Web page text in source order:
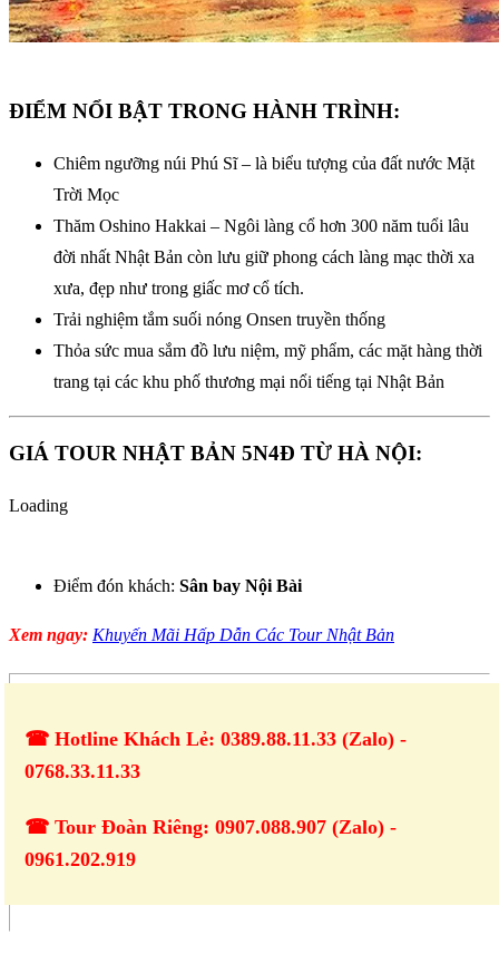
ĐIỂM NỔI BẬT TRONG HÀNH TRÌNH:
Chiêm ngưỡng núi Phú Sĩ – là biểu tượng của đất nước Mặt
Trời Mọc
Thăm Oshino Hakkai – Ngôi làng cổ hơn 300 năm tuổi lâu
đời nhất Nhật Bản còn lưu giữ phong cách làng mạc thời xa
xưa, đẹp như trong giấc mơ cổ tích.
Trải nghiệm tắm suối nóng Onsen truyền thống
Thỏa sức mua sắm đồ lưu niệm, mỹ phẩm, các mặt hàng thời
trang tại các khu phố thương mại nổi tiếng tại Nhật Bản
GIÁ TOUR NHẬT BẢN 5N4Đ TỪ HÀ NỘI:
Loading
Điểm đón khách: Sân bay Nội Bài
Xem ngay: Khuyến Mãi Hấp Dẫn Các Tour Nhật Bản
☎ Hotline Khách Lẻ: 0389.88.11.33 (Zalo) -
0768.33.11.33
☎ Tour Đoàn Riêng: 0907.088.907 (Zalo) -
0961.202.919